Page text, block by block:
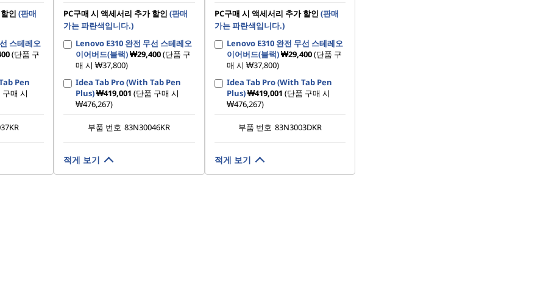
인 (판매
스테레오
(단품 구
Pen
매 시
PC구매 시 액세서리 추가 할인 (판매
가는 파란색입니다.)
Lenovo E310 완전 무선 스테레오
이어버드(블랙)₩29,400(단품 구
매 시 ₩37,800)
Idea Tab Pro (With Tab Pen
Plus)₩419,001 (단품 구매 시
₩476,267)
부품 번호 83N30046KR
적게 보기
PC구매 시 액세서리 추가 할인 (판매
가는 파란색입니다.)
Lenovo E310 완전 무선 스테레오
이어버드(블랙)₩29,400(단품 구
매 시 ₩37,800)
Idea Tab Pro (With Tab Pen
Plus)₩419,001 (단품 구매 시
₩476,267)
부품 번호 83N3003DKR
적게 보기